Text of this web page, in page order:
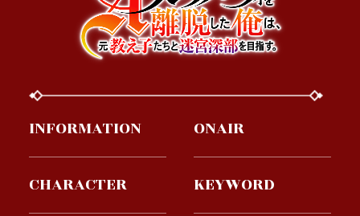
INFORMATION ONAIR
CHARACTER KEYWORD